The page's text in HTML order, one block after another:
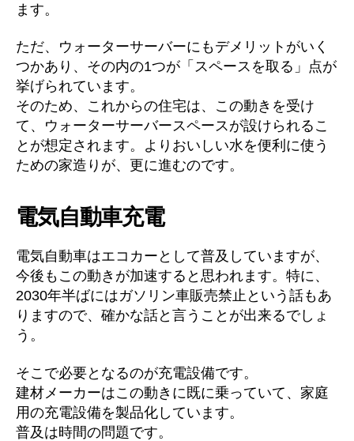
ます。
ただ、ウォーターサーバーにもデメリットがいく
つかあり、その内の1つが「スペースを取る」点が
挙げられています。
そのため、これからの住宅は、この動きを受け
て、ウォーターサーバースペースが設けられるこ
とが想定されます。よりおいしい水を便利に使う
ための家造りが、更に進むのです。
電気自動車充電
電気自動車はエコカーとして普及していますが、
今後もこの動きが加速すると思われます。特に、
2030年半ばにはガソリン車販売禁止という話もあ
りますので、確かな話と言うことが出来るでしょ
う。
そこで必要となるのが充電設備です。
建材メーカーはこの動きに既に乗っていて、家庭
用の充電設備を製品化しています。
普及は時間の問題です。